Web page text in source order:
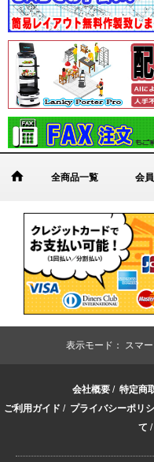
全商品一覧 会
表示モード： スマ
会社概要 / 特定商
ご利用ガイド / プライバシーポリ
て /